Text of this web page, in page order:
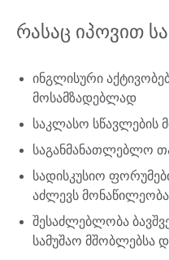
რასაც იპოვით
ინგლისური
მოსამზადებლად
საკლასო სწავლების
საგანმანათლებლო
სადისკუსიო
აძლევს
შესაძლებლობა
სამუშაო მშობლებსა